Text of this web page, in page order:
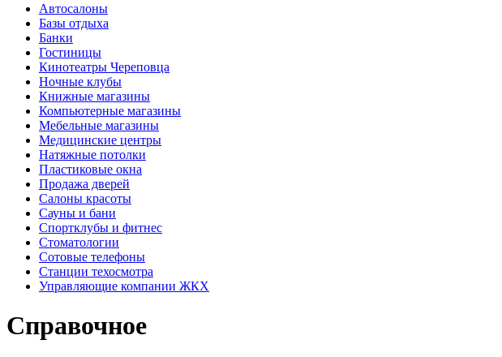
Автосалоны
Базы отдыха
Банки
Гостиницы
Кинотеатры Череповца
Ночные клубы
Книжные магазины
Компьютерные магазины
Мебельные магазины
Медицинские центры
Натяжные потолки
Пластиковые окна
Продажа дверей
Салоны красоты
Сауны и бани
Спортклубы и фитнес
Стоматологии
Сотовые телефоны
Станции техосмотра
Управляющие компании ЖКХ
Справочное